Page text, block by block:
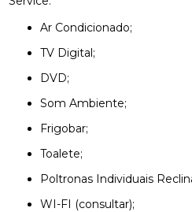
Ar Condicionado;
TV Digital;
DVD;
Som Ambiente;
Frigobar;
Toalete;
Poltronas Individuais
WI-FI (consultar);